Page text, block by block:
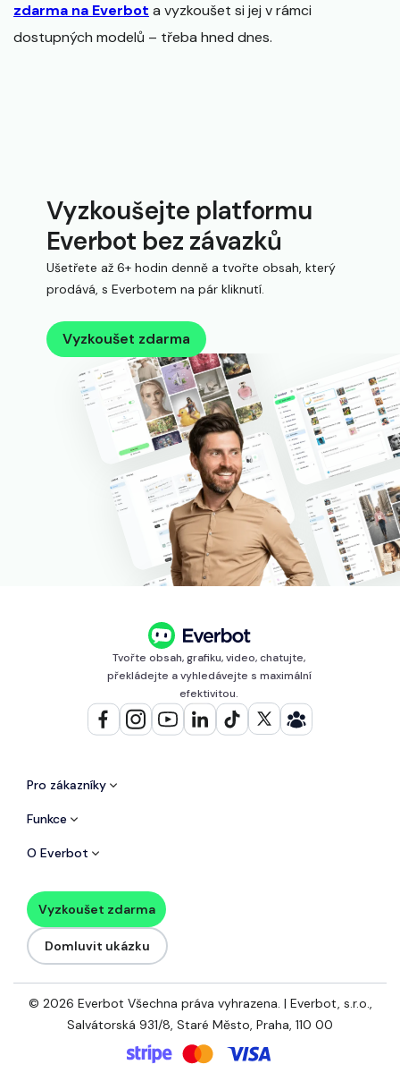
zdarma na Everbot a vyzkoušet si jej v rámci
dostupných modelů – třeba hned dnes.
Vyzkoušejte platformu
Everbot bez závazků
Ušetřete až 6+ hodin denně a tvořte obsah, který
prodává, s Everbotem na pár kliknutí.
Vyzkoušet zdarma
Tvořte obsah, grafiku, video, chatujte,
překládejte a vyhledávejte s maximální
efektivitou.
Pro zákazníky
Funkce
O Everbot
Vyzkoušet zdarma
Domluvit ukázku
© 2026 Everbot Všechna práva vyhrazena. | Everbot, s.r.o.,
Salvátorská 931/8, Staré Město, Praha, 110 00